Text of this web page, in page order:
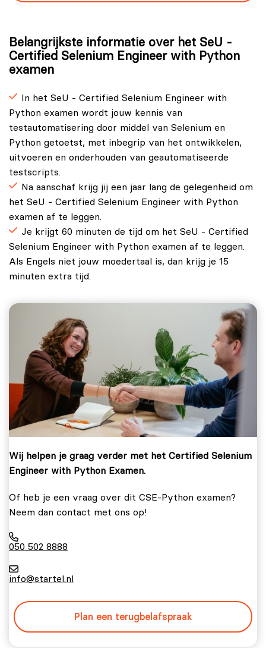
Belangrijkste informatie over het SeU -
Certified Selenium Engineer with Python
examen
In het SeU - Certified Selenium Engineer with
Python examen wordt jouw kennis van
testautomatisering door middel van Selenium en
Python getoetst, met inbegrip van het ontwikkelen,
uitvoeren en onderhouden van geautomatiseerde
testscripts.
Na aanschaf krijg jij een jaar lang de gelegenheid om
het SeU - Certified Selenium Engineer with Python
examen af te leggen.
Je krijgt 60 minuten de tijd om het SeU - Certified
Selenium Engineer with Python examen af te leggen.
Als Engels niet jouw moedertaal is, dan krijg je 15
minuten extra tijd.
Wij helpen je graag verder met het Certified Selenium
Engineer with Python Examen.
Of heb je een vraag over dit CSE-Python examen?
Neem dan contact met ons op!
050 502 8888
info@startel.nl
Plan een terugbelafspraak